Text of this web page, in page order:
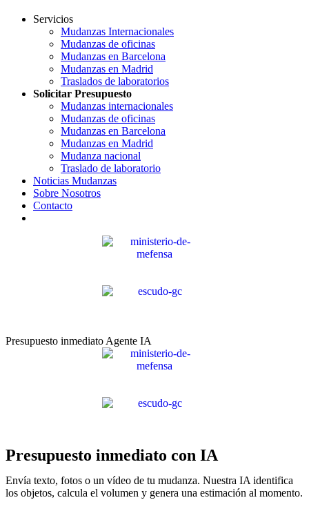
Servicios
Mudanzas Internacionales
Mudanzas de oficinas
Mudanzas en Barcelona
Mudanzas en Madrid
Traslados de laboratorios
Solicitar Presupuesto
Mudanzas internacionales
Mudanzas de oficinas
Mudanzas en Barcelona
Mudanzas en Madrid
Mudanza nacional
Traslado de laboratorio
Noticias Mudanzas
Sobre Nosotros
Contacto
Presupuesto inmediato Agente IA
Presupuesto inmediato con IA
Envía texto, fotos o un vídeo de tu mudanza. Nuestra IA identifica
los objetos, calcula el volumen y genera una estimación al momento.